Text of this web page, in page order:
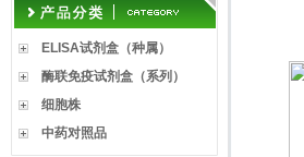
ELISA试剂盒（种属）
酶联免疫试剂盒（系列）
细胞株
中药对照品